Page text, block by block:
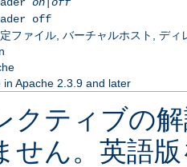
off
ファイル, バーチャルホスト, ディ
in Apache 2.3.9 and later
クティブの
せん。英語